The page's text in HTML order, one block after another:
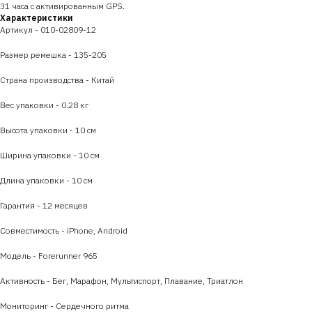
31 часа с активированным GPS.
Характеристики
Артикул - 010-02809-12
Размер ремешка - 135-205
Страна производства - Китай
Вес упаковки - 0.28 кг
Высота упаковки - 10 см
Ширина упаковки - 10 см
Длина упаковки - 10 см
Гарантия - 12 месяцев
Совместимость - iPhone, Android
Модель - Forerunner 965
Активность - Бег, Марафон, Мультиспорт, Плавание, Триатлон
Мониторинг - Сердечного ритма